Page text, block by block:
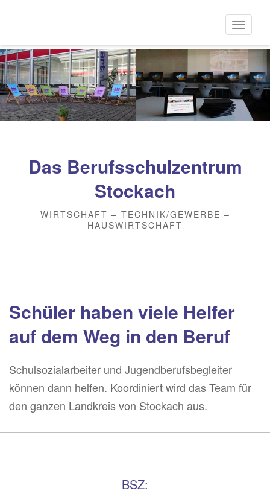
Inhalt
Das Berufsschulzentrum
Stockach
WIRTSCHAFT – TECHNIK/GEWERBE –
HAUSWIRTSCHAFT
Schüler haben viele Helfer
auf dem Weg in den Beruf
Schulsozialarbeiter und Jugendberufsbegleiter
können dann helfen. Koordiniert wird das Team für
den ganzen Landkreis von Stockach aus.
BSZ: